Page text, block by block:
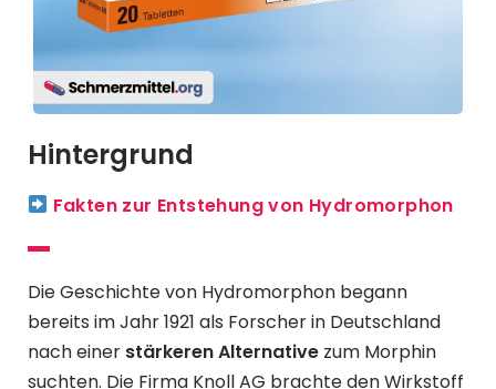
Hintergrund
Fakten zur Entstehung von Hydromorphon
Die Geschichte von Hydromorphon begann
bereits im Jahr 1921 als Forscher in Deutschland
nach einer stärkeren Alternative zum Morphin
suchten. Die Firma Knoll AG brachte den Wirkstoff